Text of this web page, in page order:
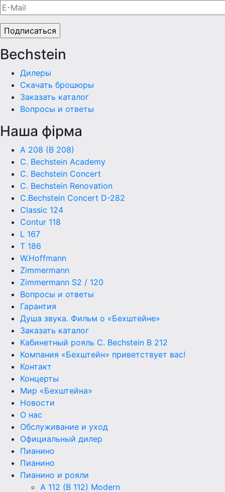
Bechstein
Дилеры
Скачать брошюры
Заказать каталог
Вопросы и ответы
Наша фiрма
A 208 (B 208)
C. Bechstein Academy
C. Bechstein Concert
C. Bechstein Renovation
C.Bechstein Concert D-282
Classic 124
Contur 118
L 167
T 186
W.Hoffmann
Zimmermann
Zimmermann S2 / 120
Вопросы и ответы
Гарантия
Душа звука. Фильм о «Бехштейне»
Заказать каталог
Кабинетный рояль C. Bechstein B 212
Компания «Бехштейн» приветствует вас!
Контакт
Концерты
Мир «Бехштейна»
Новости
О нас
Обслуживание и уход
Официальный дилер
Пианино
Пианино
Пианино и рояли
A 112 (B 112) Modern